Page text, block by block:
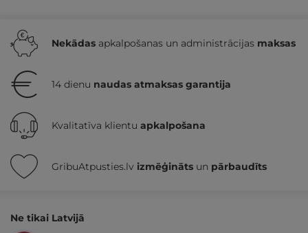
Nekādas apkalpošanas un administrācijas maksas
14 dienu naudas atmaksas garantija
Kvalitatīva klientu apkalpošana
GribuAtpusties.lv izmēģināts un pārbaudīts
Ne tikai Latvijā